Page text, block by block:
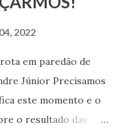
2022
em paredão de
Júnior Precisamos
este momento e o
o resultado das